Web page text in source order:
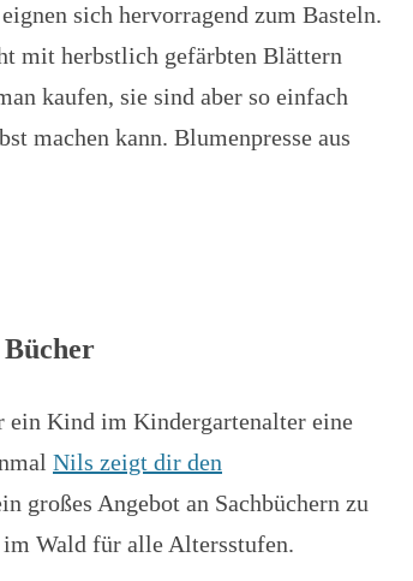
sich hervorragend zum Basteln.
mit herbstlich gefärbten Blättern
kaufen, sie sind aber so einfach
machen kann. Blumenpresse aus
ein Kind im Kindergartenalter eine
Nils zeigt dir den
großes Angebot an Sachbüchern zu
Wald für alle Altersstufen.